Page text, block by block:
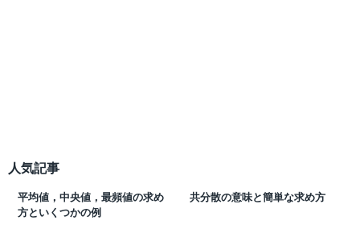
人気記事
平均値，中央値，最頻値の求め
方といくつかの例
共分散の意味と簡単な求め方